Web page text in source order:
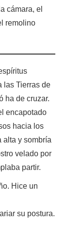
cámara, el
remolino
las Tierras de
ha de cruzar.
encapotado
hacia los
alta y sombría
velado por
partir.
Hice un
su postura.